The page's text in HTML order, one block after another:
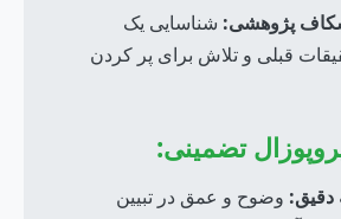
پژوهشی: شناسایی یک
قبلی و تلاش برای پر کردن
تضمینی:
دقیق: وضوح و عمق در تبیین